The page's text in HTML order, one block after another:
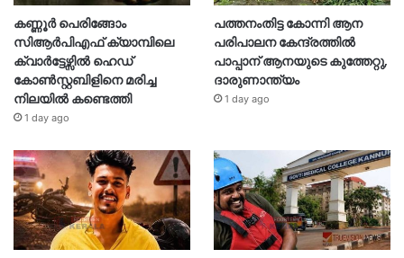
കണ്ണൂർ പെരിങ്ങോം
സിആർപിഎഫ് ക്യാമ്പിലെ
ക്വാർട്ടേഴ്സിൽ ഹെഡ്
കോൺസ്റ്റബിളിനെ മരിച്ച
നിലയിൽ കണ്ടെത്തി
1 day ago
പത്തനംതിട്ട കോന്നി ആന
പരിപാലന കേന്ദ്രത്തിൽ
പാപ്പാന് ആനയുടെ കുത്തേറ്റു,
ദാരുണാന്ത്യം
1 day ago